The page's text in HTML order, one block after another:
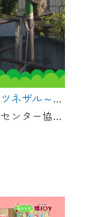
おうちで猿ジョイどうぶつえん～ワオキツネザル～（2024年10月16日初回放送）
世界屈指のサル類動物園・日本モンキーセンター協力の親子で学べる動物番組。